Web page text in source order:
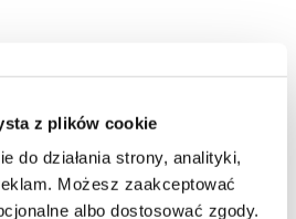
z plików cookie
do działania strony, analityki,
Możesz zaakceptować
albo dostosować zgody.
dzięki czemu wanny
solidność i ponadczasowy wygląd.